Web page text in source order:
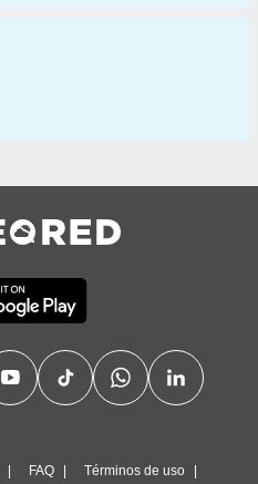
FAQ Términos de uso